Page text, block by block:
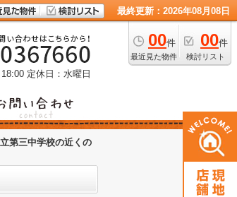
最終更新：2026年08月08日
00件
最近見た物件
00件
検討リスト
定休日：水曜日
第三中学校の近くの